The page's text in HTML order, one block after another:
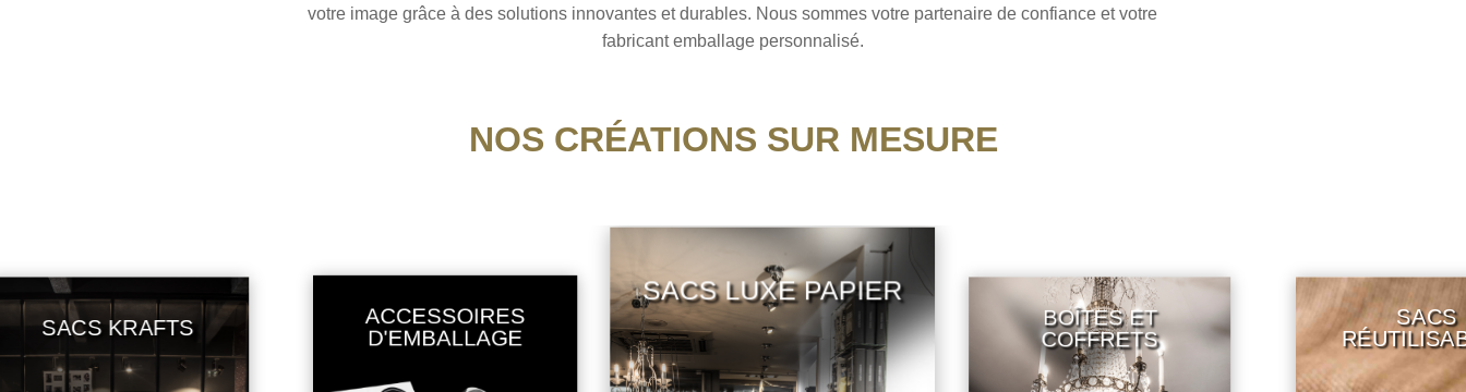
votre image grâce à des solutions innovantes et durables. Nous sommes votre partenaire de confiance et votre
fabricant emballage personnalisé.
NOS CRÉATIONS SUR MESURE
SACS KRAFTS
ACCESSOIRES
D'EMBALLAGE
SACS LUXE PAPIER
BOÎTES ET
COFFRETS
SACS